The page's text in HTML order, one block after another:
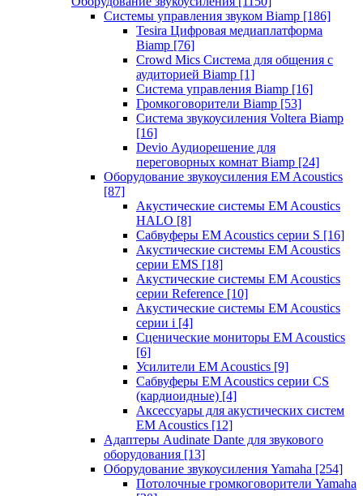
Системы управления звуком Biamp [186]
Tesira Цифровая медиаплатформа
Biamp [76]
Crowd Mics Система для общения с
аудиторией Biamp [1]
Система управления Biamp [16]
Громкоговорители Biamp [53]
Система звукоусиления Voltera Biamp
[16]
Devio Аудиорешение для
переговорных комнат Biamp [24]
Оборудование звукоусиления EM Acoustics
[87]
Акустические системы EM Acoustics
HALO [8]
Сабвуферы EM Acoustics серии S [16]
Акустические системы EM Acoustics
серии EMS [18]
Акустические системы EM Acoustics
серии Reference [10]
Акустические системы EM Acoustics
серии i [4]
Сценические мониторы EM Acoustics
[6]
Усилители EM Acoustics [9]
Сабвуферы EM Acoustics серии CS
(кардиоидные) [4]
Аксессуары для акустических систем
EM Acoustics [12]
Адаптеры Audinate Dante для звукового
оборудования [13]
Оборудование звукоусиления Yamaha [254]
Потолочные громкоговорители Yamaha